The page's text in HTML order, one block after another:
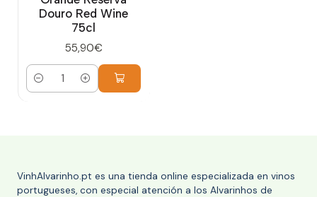
Douro Red Wine
75cl
55,90€
Cantidad
VinhAlvarinho.pt es una tienda online especializada en vinos
portugueses, con especial atención a los Alvarinhos de